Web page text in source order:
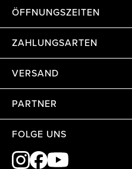
ÖFFNUNGSZEITEN
ZAHLUNGSARTEN
VERSAND
PARTNER
FOLGE UNS